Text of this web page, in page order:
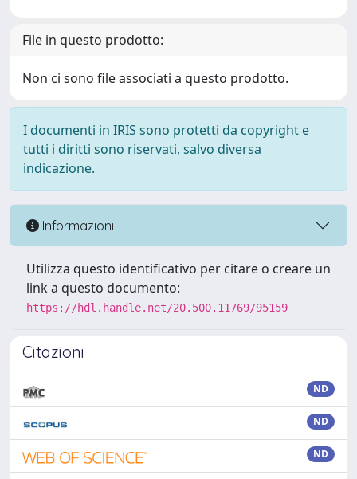
File in questo prodotto:
Non ci sono file associati a questo prodotto.
I documenti in IRIS sono protetti da copyright e
tutti i diritti sono riservati, salvo diversa
indicazione.
Informazioni
Utilizza questo identificativo per citare o creare un
link a questo documento:
https://hdl.handle.net/20.500.11769/95159
Citazioni
ND
ND
ND